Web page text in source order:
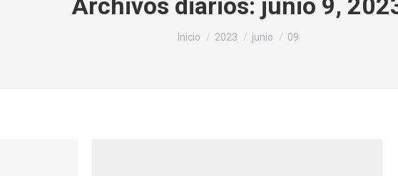
Archivos diarios: junio 9,
Estás aquí:
Inicio 2023 junio 09